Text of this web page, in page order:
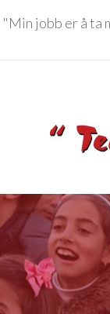
"Min jobb er å ta